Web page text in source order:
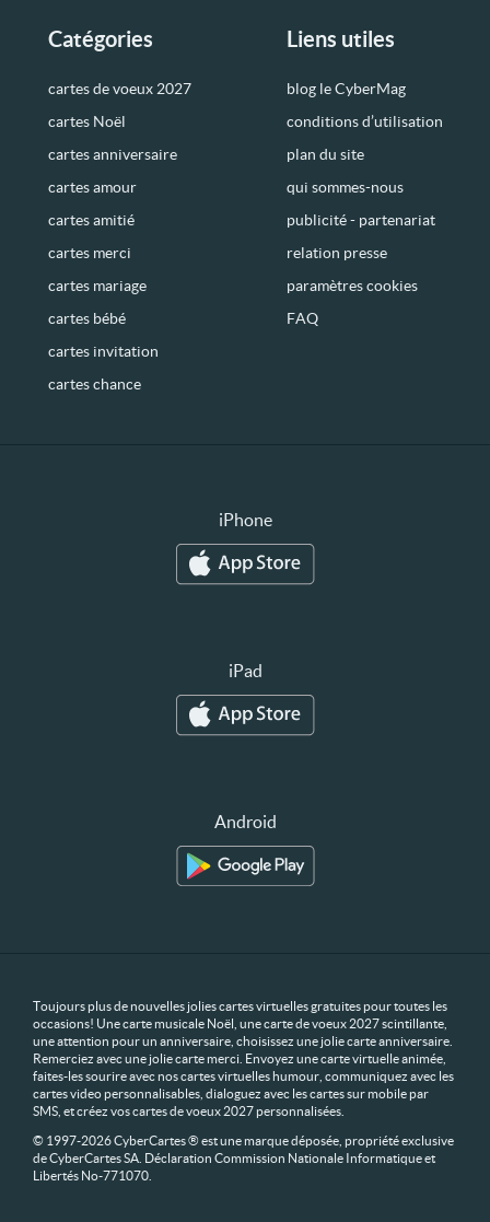
Catégories
cartes de voeux 2027
cartes Noël
cartes anniversaire
cartes amour
cartes amitié
cartes merci
cartes mariage
cartes bébé
cartes invitation
cartes chance
Liens utiles
blog le CyberMag
conditions d’utilisation
plan du site
qui sommes-nous
publicité - partenariat
relation presse
paramètres cookies
FAQ
iPhone
iPad
Android
Toujours plus de nouvelles jolies cartes virtuelles gratuites pour toutes les
occasions! Une carte musicale Noël, une carte de voeux 2027 scintillante,
une attention pour un anniversaire, choisissez une jolie carte anniversaire.
Remerciez avec une jolie carte merci. Envoyez une carte virtuelle animée,
faites-les sourire avec nos cartes virtuelles humour, communiquez avec les
cartes video personnalisables, dialoguez avec les cartes sur mobile par
SMS, et créez vos cartes de voeux 2027 personnalisées.
© 1997-2026 CyberCartes ® est une marque déposée, propriété exclusive
de CyberCartes SA. Déclaration Commission Nationale Informatique et
Libertés No-771070.